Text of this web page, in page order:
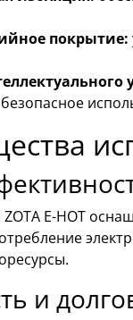
покрытие:
ZOTA E-HOT
и